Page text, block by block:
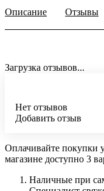
Описание Отзывы
Загрузка отзывов...
Нет отзывов
Добавить отзыв
Оплачивайте покупки
магазине доступно 3
Наличные при